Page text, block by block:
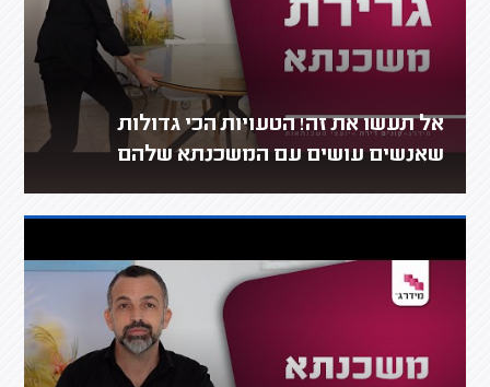
אל תעשו את זה! הטעויות הכי גדולות
שאנשים עושים עם המשכנתא שלהם